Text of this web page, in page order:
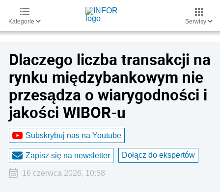
Kategorie Serwisy
Dlaczego liczba transakcji na
rynku międzybankowym nie
przesądza o wiarygodności i
jakości WIBOR-u
Subskrybuj nas na Youtube
Zapisz się na newsletter Dołącz do ekspertów
16 czerwca 2026, 10:58